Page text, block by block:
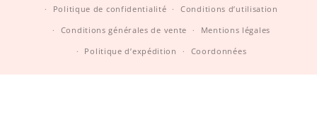
Politique de confidentialité
Conditions d’utilisation
Conditions générales de vente
Mentions légales
Politique d’expédition
Coordonnées